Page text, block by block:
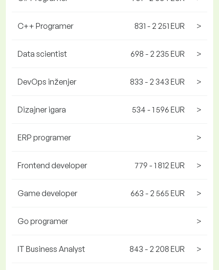
C++ Programer 831 - 2 251 EUR >
Data scientist 698 - 2 235 EUR >
DevOps inženjer 833 - 2 343 EUR >
Dizajner igara 534 - 1 596 EUR >
ERP programer >
Frontend developer 779 - 1 812 EUR >
Game developer 663 - 2 565 EUR >
Go programer >
IT Business Analyst 843 - 2 208 EUR >